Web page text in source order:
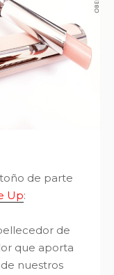
de parte
Up:
de
que aporta
nuestros